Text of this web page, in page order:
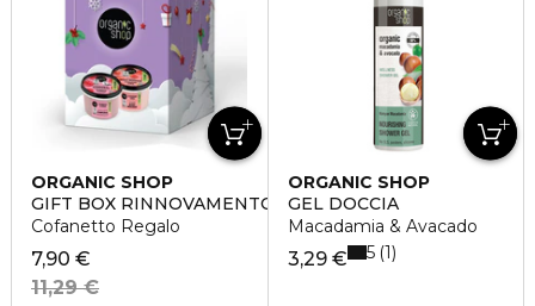
ORGANIC SHOP
GIFT BOX RINNOVAMENTO
Cofanetto Regalo
7,90 €
11,29 €
ORGANIC SHOP
GEL DOCCIA
Macadamia & Avacado
3,29 € 5 1